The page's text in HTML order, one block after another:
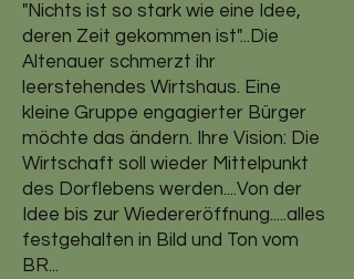
"Nichts ist so stark wie eine Idee,
deren Zeit gekommen ist"...Die
Altenauer schmerzt ihr
leerstehendes Wirtshaus. Eine
kleine Gruppe engagierter Bürger
möchte das ändern. Ihre Vision: Die
Wirtschaft soll wieder Mittelpunkt
des Dorflebens werden....Von der
Idee bis zur Wiedereröffnung.....alles
festgehalten in Bild und Ton vom
BR...